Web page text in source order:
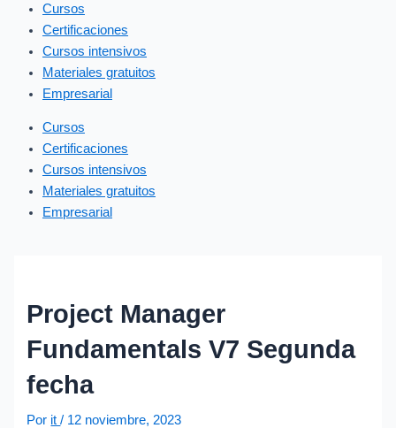
Cursos
Certificaciones
Cursos intensivos
Materiales gratuitos
Empresarial
Cursos
Certificaciones
Cursos intensivos
Materiales gratuitos
Empresarial
Project Manager
Fundamentals V7 Segunda
fecha
Por it/ 12 noviembre, 2023